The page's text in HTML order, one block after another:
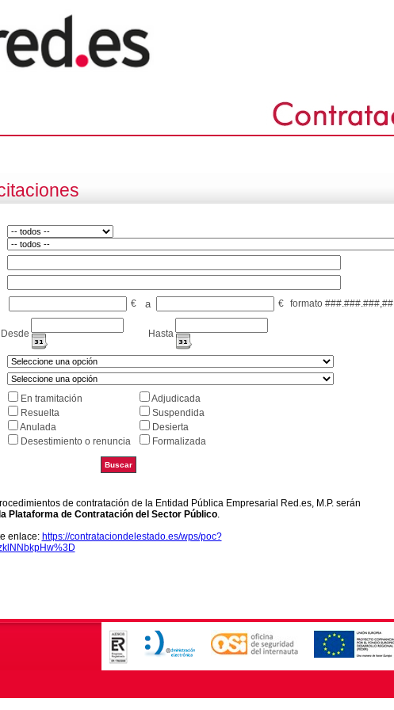
€ a € formato ###.###.###,##
Desde Hasta
En tramitación
Adjudicada
Resuelta
Suspendida
Anulada
Desierta
Desestimiento o renuncia
Formalizada
de contratación de la Entidad Pública Empresarial Red.es, M.P. serán
Plataforma de Contratación del Sector Público.
enlace: https://contrataciondelestado.es/wps/poc?